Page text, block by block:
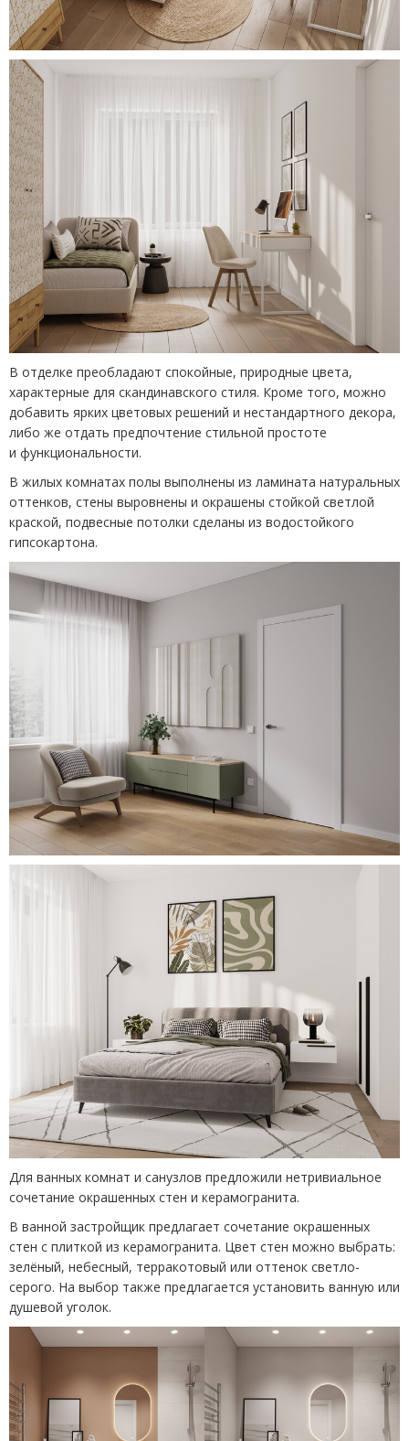
В отделке преобладают спокойные, природные цвета,
характерные для скандинавского стиля. Кроме того, можно
добавить ярких цветовых решений и нестандартного декора,
либо же отдать предпочтение стильной простоте
и функциональности.
В жилых комнатах полы выполнены из ламината натуральных
оттенков, стены выровнены и окрашены стойкой светлой
краской, подвесные потолки сделаны из водостойкого
гипсокартона.
Для ванных комнат и санузлов предложили нетривиальное
сочетание окрашенных стен и керамогранита.
В ванной застройщик предлагает сочетание окрашенных
стен с плиткой из керамогранита. Цвет стен можно выбрать:
зелёный, небесный, терракотовый или оттенок светло-
серого. На выбор также предлагается установить ванную или
душевой уголок.